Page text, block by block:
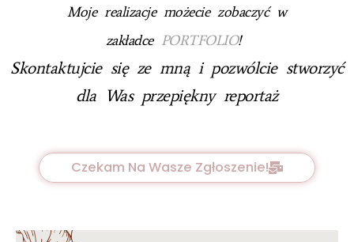
Moje realizacje możecie zobaczyć w
zakładce PORTFOLIO!
Skontaktujcie się ze mną i pozwólcie stworzyć
dla Was przepiękny reportaż
Czekam Na Wasze Zgłoszenie!